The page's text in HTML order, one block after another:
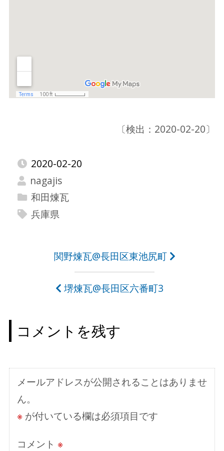
〔検出：2020-02-20〕
2020-02-20
nagajis
和田煉瓦
兵庫県
ビ
ゲ
シ
ョ
ン
関野煉瓦@長田区東池尻町
堺煉瓦@長田区六番町3
コメントを残す
メールアドレスが公開されることはありませ
ん。
※が付いている欄は必須項目です
コメント ※